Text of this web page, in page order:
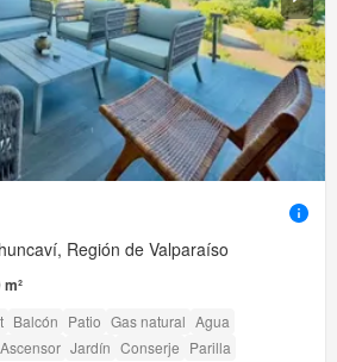
Región de Valparaíso
Balcón Patio Gas natural Agua
Ascensor Jardín Conserje Parilla